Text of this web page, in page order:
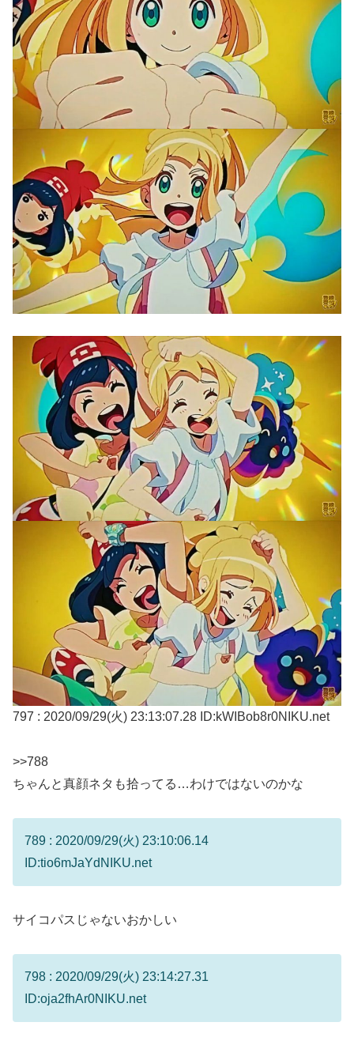
797 : 2020/09/29(火) 23:13:07.28 ID:kWIBob8r0NIKU.net
>>788
ちゃんと真顔ネタも拾ってる…わけではないのかな
789 : 2020/09/29(火) 23:10:06.14
ID:tio6mJaYdNIKU.net
サイコパスじゃないおかしい
798 : 2020/09/29(火) 23:14:27.31
ID:oja2fhAr0NIKU.net